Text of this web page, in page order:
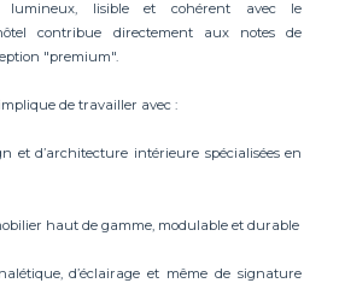
lumineux, lisible et cohérent avec le
contribue directement aux notes de
"premium".
de travailler avec :
et d’architecture intérieure spécialisées en
haut de gamme, modulable et durable
d’éclairage et même de signature